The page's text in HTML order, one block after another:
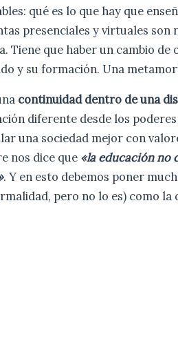
qué es lo que hay que
presenciales y virtuales son
Tiene que haber un cambio de
y su formación. Una
continuidad dentro de una
diferente desde los
una sociedad mejor con
nos dice que «la educación no
. Y en esto debemos poner
pero no lo es) como la